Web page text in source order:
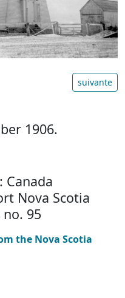
suivante
1906.
: Canada
Nova Scotia
95
the Nova Scotia